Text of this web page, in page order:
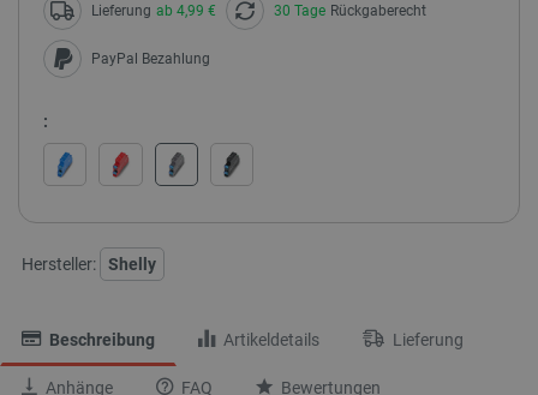
Lieferung ab 4,99 € 30 Tage Rückgaberecht
PayPal Bezahlung
:
Hersteller: Shelly
Beschreibung Artikeldetails Lieferung
Anhänge FAQ Bewertungen